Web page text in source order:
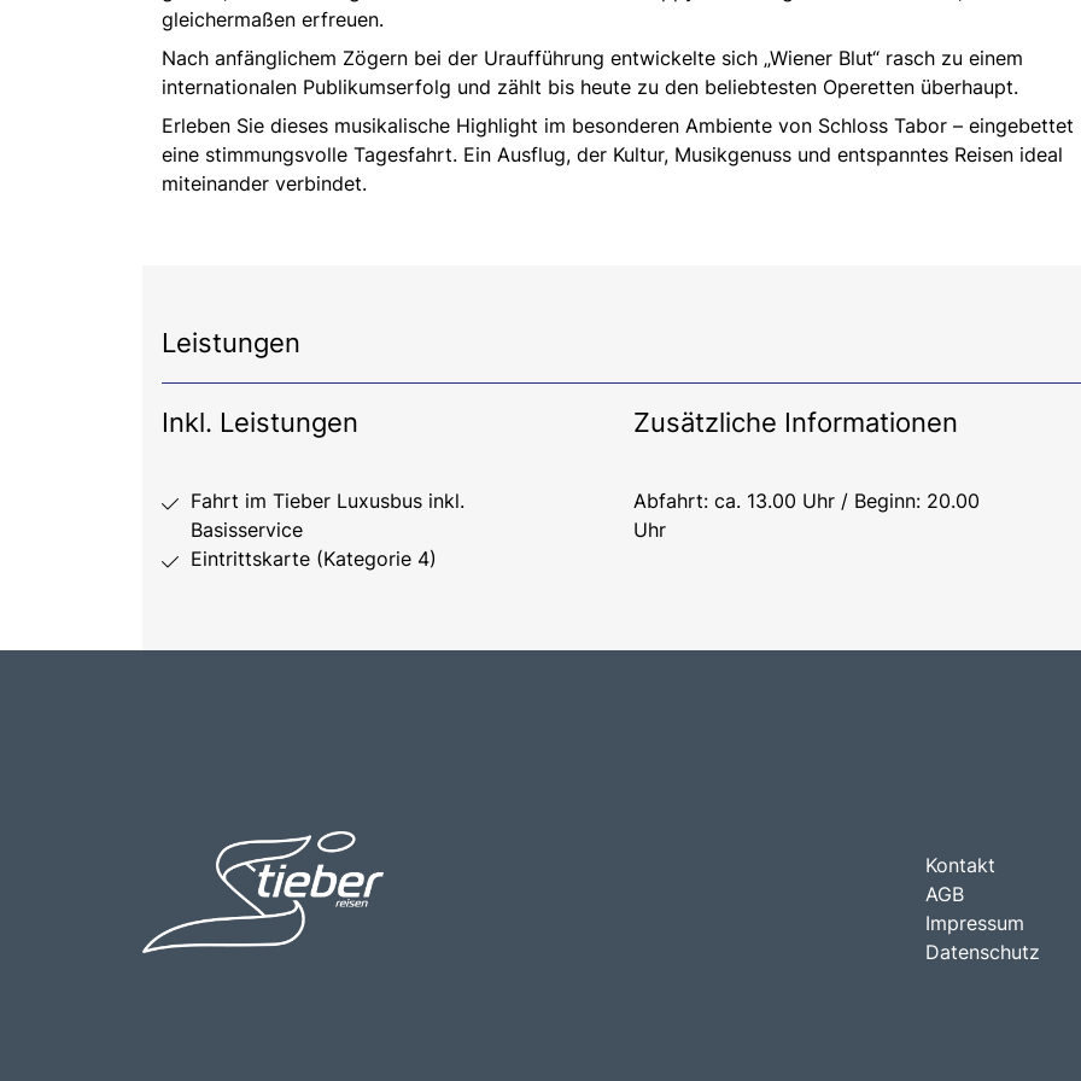
gleichermaßen erfreuen.
Nach anfänglichem Zögern bei der Uraufführung entwickelte sich „Wiener Blut“ rasch zu einem
internationalen Publikumserfolg und zählt bis heute zu den beliebtesten Operetten überhaupt.
Erleben Sie dieses musikalische Highlight im besonderen Ambiente von Schloss Tabor – eingebettet
eine stimmungsvolle Tagesfahrt. Ein Ausflug, der Kultur, Musikgenuss und entspanntes Reisen ideal
miteinander verbindet.
Leistungen
Inkl. Leistungen
Fahrt im Tieber Luxusbus inkl.
Basisservice
Eintrittskarte (Kategorie 4)
Zusätzliche Informationen
Abfahrt: ca. 13.00 Uhr / Beginn: 20.00
Uhr
Kontakt
AGB
Impressum
Datenschutz